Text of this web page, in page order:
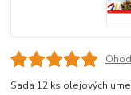
Sada 12 ks olejových